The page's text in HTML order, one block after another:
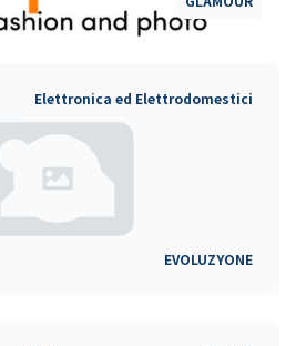
Elettronica ed Elettrodomestici
EVOLUZYONE